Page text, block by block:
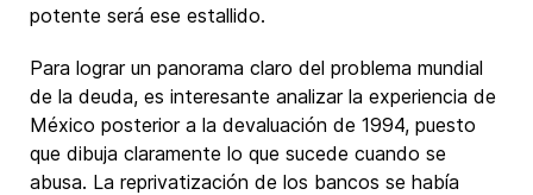
potente será ese estallido.
Para lograr un panorama claro del problema mundial
de la deuda, es interesante analizar la experiencia de
México posterior a la devaluación de 1994, puesto
que dibuja claramente lo que sucede cuando se
abusa. La reprivatización de los bancos se había